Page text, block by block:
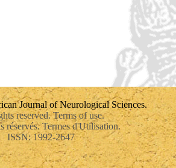
Journal of Neurological Sciences.
reserved. Terms of use.
réservés. Termes d'Utilisation.
ISSN: 1992-2647